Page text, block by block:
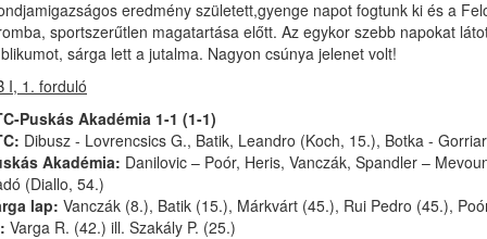
eredmény született,gyenge napot fogtunk ki és a
sportszerűtlen magatartása előtt. Az egykor szebb napokat
sárga lett a jutalma. Nagyon csúnya jelenet volt!
I, 1. forduló
Puskás Akadémia 1-1 (1-1)
Dibusz - Lovrencsics G., Batik, Leandro (Koch, 15.), Botka -
Akadémia: Danilovic – Poór, Heris, Vanczák, Spandler –
(Diallo, 54.)
lap: Vanczák (8.), Batik (15.), Márkvárt (45.), Rui Pedro (45.),
Varga R. (42.) ill. Szakály P. (25.)